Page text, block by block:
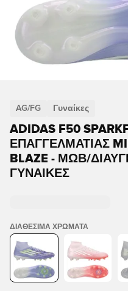
AG/FG Γυναίκες
ADIDAS F50
ΕΠΑΓΓΕΛΜΑΤΊΑΣ
BLAZE - ΜΩΒ/
ΓΥΝΑΊΚΕΣ
ΔΙΑΘΈΣΙΜΑ ΧΡΏΜΑΤΑ